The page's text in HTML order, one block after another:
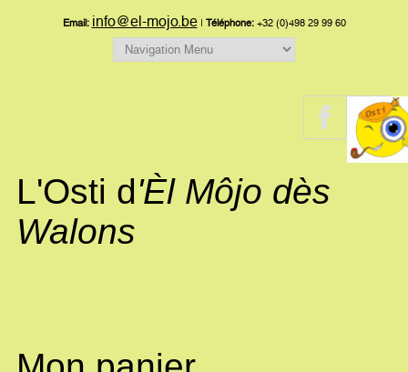
Email: info@el-mojo.be| Téléphone:+32 (0)498 29 99 60
L'Osti d'Èl Môjo dès
Walons